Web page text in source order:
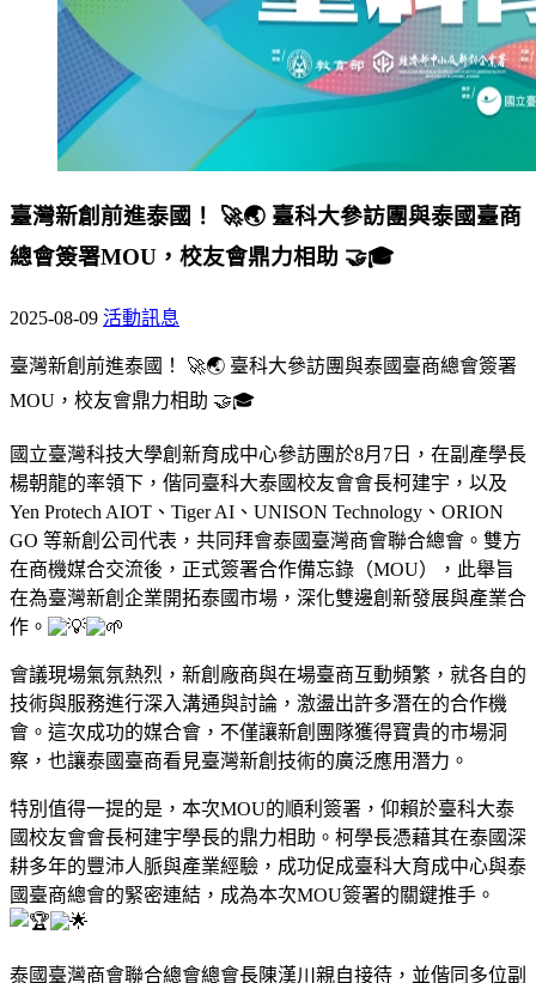
臺灣新創前進泰國！ 🚀🌏 臺科大參訪團與泰國臺商
總會簽署MOU，校友會鼎力相助 🤝🎓
2025-08-09 活動訊息
臺灣新創前進泰國！ 🚀🌏 臺科大參訪團與泰國臺商總會簽署
MOU，校友會鼎力相助 🤝🎓
國立臺灣科技大學創新育成中心參訪團於8月7日，在副產學長
楊朝龍的率領下，偕同臺科大泰國校友會會長柯建宇，以及
Yen Protech AIOT、Tiger AI、UNISON Technology、ORION
GO 等新創公司代表，共同拜會泰國臺灣商會聯合總會。雙方
在商機媒合交流後，正式簽署合作備忘錄（MOU），此舉旨
在為臺灣新創企業開拓泰國市場，深化雙邊創新發展與產業合
作。
會議現場氣氛熱烈，新創廠商與在場臺商互動頻繁，就各自的
技術與服務進行深入溝通與討論，激盪出許多潛在的合作機
會。這次成功的媒合會，不僅讓新創團隊獲得寶貴的市場洞
察，也讓泰國臺商看見臺灣新創技術的廣泛應用潛力。
特別值得一提的是，本次MOU的順利簽署，仰賴於臺科大泰
國校友會會長柯建宇學長的鼎力相助。柯學長憑藉其在泰國深
耕多年的豐沛人脈與產業經驗，成功促成臺科大育成中心與泰
國臺商總會的緊密連結，成為本次MOU簽署的關鍵推手。
泰國臺灣商會聯合總會總會長陳漢川親自接待，並偕同多位副